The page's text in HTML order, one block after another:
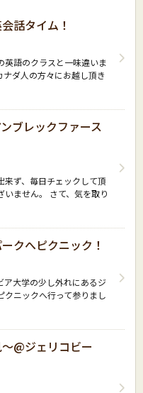
話タイム！
英語のクラスと一味違いま
ナダ人の方々にお越し頂き
ブレックファース
来ず、毎日チェックして頂
いません。 さて、気を取り
クへピクニック！
ア大学の少し外れにあるジ
クニックへ行って参りまし
@ジェリコビー